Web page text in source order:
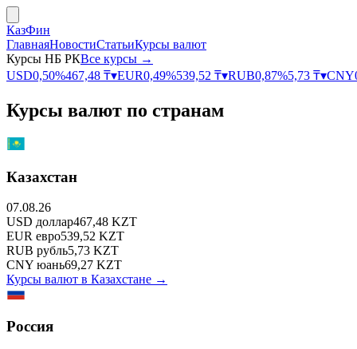
КазФин
ГлавнаяНовостиСтатьиКурсы валют
Курсы НБ РКВсе курсы →
USD0,50%467,48 ₸▾EUR0,49%539,52 ₸▾RUB0,87%5,73 ₸▾CNY
Курсы валют по странам
Казахстан
07.08.26
USD доллар467,48 KZT
EUR евро539,52 KZT
RUB рубль5,73 KZT
CNY юань69,27 KZT
Курсы валют в Казахстане →
Россия